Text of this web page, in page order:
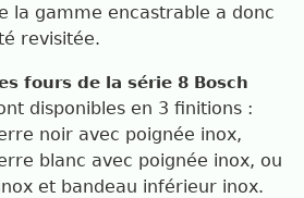
la gamme encastrable a donc
revisitée.
fours de la série 8 Bosch
disponibles en 3 finitions :
noir avec poignée inox,
blanc avec poignée inox, ou
et bandeau inférieur inox.